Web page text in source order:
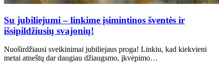
Su jubiliejumi – linkime įsimintinos šventės ir
išsipildžiusių svajonių!
Nuoširdžiausi sveikinimai jubiliejaus proga! Linkiu, kad kiekvieni
metai atneštų dar daugiau džiaugsmo, įkvėpimo…